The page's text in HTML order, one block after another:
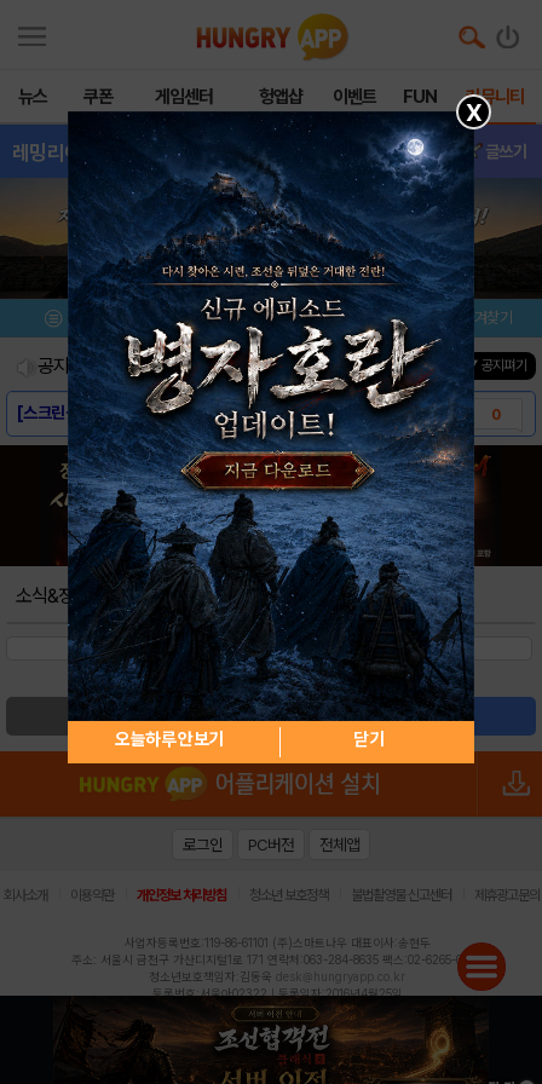
뉴스 쿠폰 게임센터 헝앱샵 이벤트 FUN 커뮤니티
레밍리아 - 소식&정보 글쓰기
메뉴 이벤트/미션 설치/평가 즐겨찾기
공지사항 진행중인 이벤트0건 ▼ 공지펴기
[스크린샷] - 레밍리아 0
[게임소개] - 레밍리아 0
소식&정보
검색 글쓰기
X
오늘하루 안보기 닫기
로그인 PC버전 전체앱
회사소개 이용약관 개인정보 처리방침 청소년 보호정책 불법촬영물 신고센터 제휴광고문의
사업자등록번호:119-86-61101 (주)스마트나우 대표이사:송현두
주소: 서울시 금천구 가산디지털1로 171 연락처:063-284-8635 팩스:02-6265-0377
청소년보호책임자:김동욱 desk@hungryapp.co.kr
등록번호:서울아02322 | 등록일자:2016년4월25일
발행인:(주)스마트나우 송현두 | 편집인:김동욱
헝그리앱의 콘텐츠 및 기사는 저작권법의 보호를 받으므로, 무단 전재, 복사, 배포 등을 금합니다.
Copyright (c) HungryApp All Rights Reserved.